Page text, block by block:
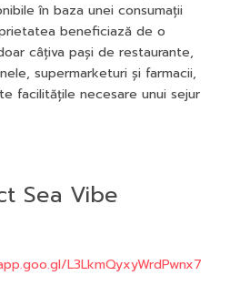
în baza unei consumații
beneficiază de o
câțiva pași de restaurante,
supermarketuri și farmacii,
facilitățile necesare unui sejur
Sea Vibe
L3LkmQyxyWrdPwnx7